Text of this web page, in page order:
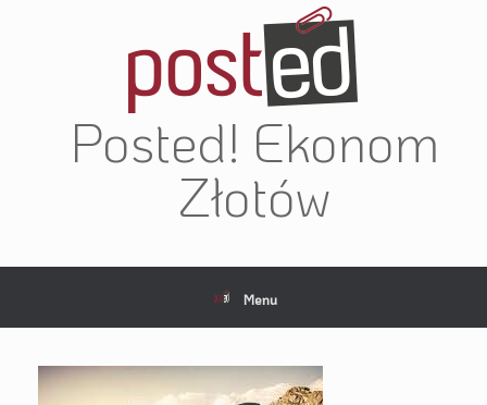
Posted! Ekonom
Złotów
Menu